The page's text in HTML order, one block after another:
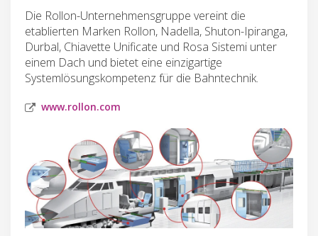
Die Rollon-Unternehmensgruppe vereint die
etablierten Marken Rollon, Nadella, Shuton-Ipiranga,
Durbal, Chiavette Unificate und Rosa Sistemi unter
einem Dach und bietet eine einzigartige
Systemlösungskompetenz für die Bahntechnik.
www.rollon.com